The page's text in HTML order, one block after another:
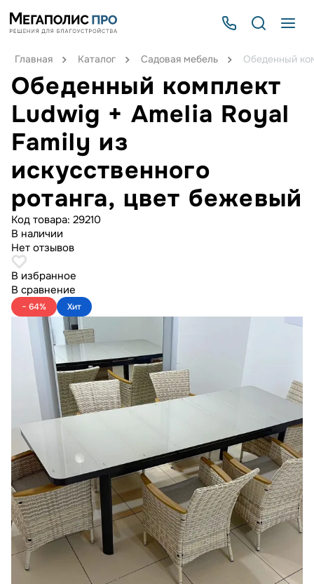
Главная Каталог Садовая мебель Обеденный
Обеденный комплект
Ludwig + Amelia Royal
Family из
искусственного
ротанга, цвет бежевый
Код товара: 29210
В наличии
Нет отзывов
В избранное
В сравнение
− 64% Хит